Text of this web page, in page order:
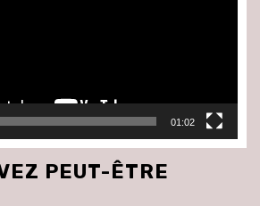
01:02
PEUT-ÊTRE